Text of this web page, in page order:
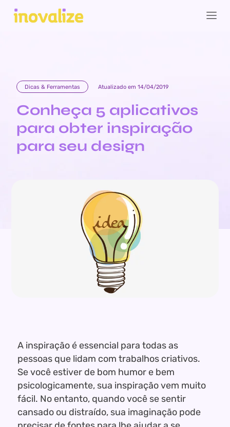
Dicas & Ferramentas Atualizado em 14/04/2019
Conheça 5 aplicativos
para obter inspiração
para seu design
A inspiração é essencial para todas as
pessoas que lidam com trabalhos criativos.
Se você estiver de bom humor e bem
psicologicamente, sua inspiração vem muito
fácil. No entanto, quando você se sentir
cansado ou distraído, sua imaginação pode